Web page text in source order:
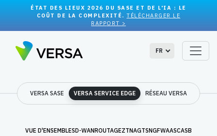
ÉTAT DES LIEUX 2026 DU SASE ET DE L'IA : LE
COÛT DE LA COMPLEXITÉ.TÉLÉCHARGER LE
RAPPORT >
FR
VERSA SASE VERSA SERVICE EDGE RÉSEAU VERSA
VUE D'ENSEMBLESD-WANROUTAGEZTNAGTSNGFWAASCASB